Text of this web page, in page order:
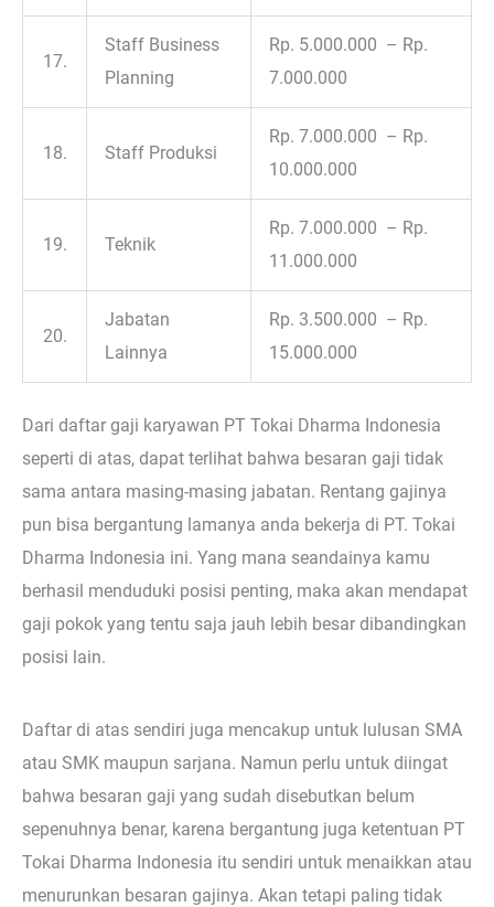
17.
Staff Business
Planning
Rp. 5.000.000 – Rp.
7.000.000
18. Staff Produksi
Rp. 7.000.000 – Rp.
10.000.000
19. Teknik
Rp. 7.000.000 – Rp.
11.000.000
20.
Jabatan
Lainnya
Rp. 3.500.000 – Rp.
15.000.000
Dari daftar gaji karyawan PT Tokai Dharma Indonesia
seperti di atas, dapat terlihat bahwa besaran gaji tidak
sama antara masing-masing jabatan. Rentang gajinya
pun bisa bergantung lamanya anda bekerja di PT. Tokai
Dharma Indonesia ini. Yang mana seandainya kamu
berhasil menduduki posisi penting, maka akan mendapat
gaji pokok yang tentu saja jauh lebih besar dibandingkan
posisi lain.
Daftar di atas sendiri juga mencakup untuk lulusan SMA
atau SMK maupun sarjana. Namun perlu untuk diingat
bahwa besaran gaji yang sudah disebutkan belum
sepenuhnya benar, karena bergantung juga ketentuan PT
Tokai Dharma Indonesia itu sendiri untuk menaikkan atau
menurunkan besaran gajinya. Akan tetapi paling tidak